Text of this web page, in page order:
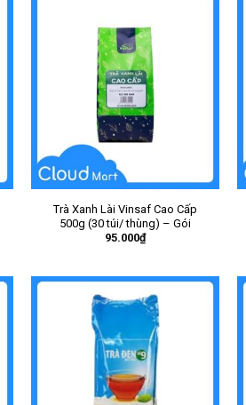
Trà Xanh Lài Vinsaf Cao Cấp
500g (30 túi/ thùng) – Gói
95.000₫